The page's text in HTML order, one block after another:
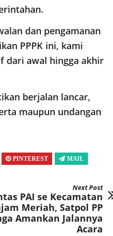
dan pengamanan
PPPK ini, kami
dari awal hingga akhir
berjalan lancar,
maupun undangan
PINTEREST MAIL
Next Post
PAI se Kecamatan
Meriah, Satpol PP
Amankan Jalannya
Acara